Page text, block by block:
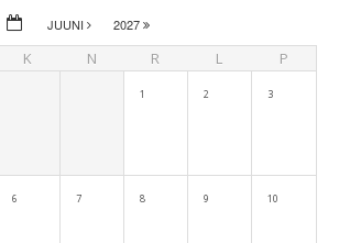
JUUNI 2027
K N R L P
1 2 3
paaridele, meestele, naistele. Kõigile tasemetele
6 7 8 9 10